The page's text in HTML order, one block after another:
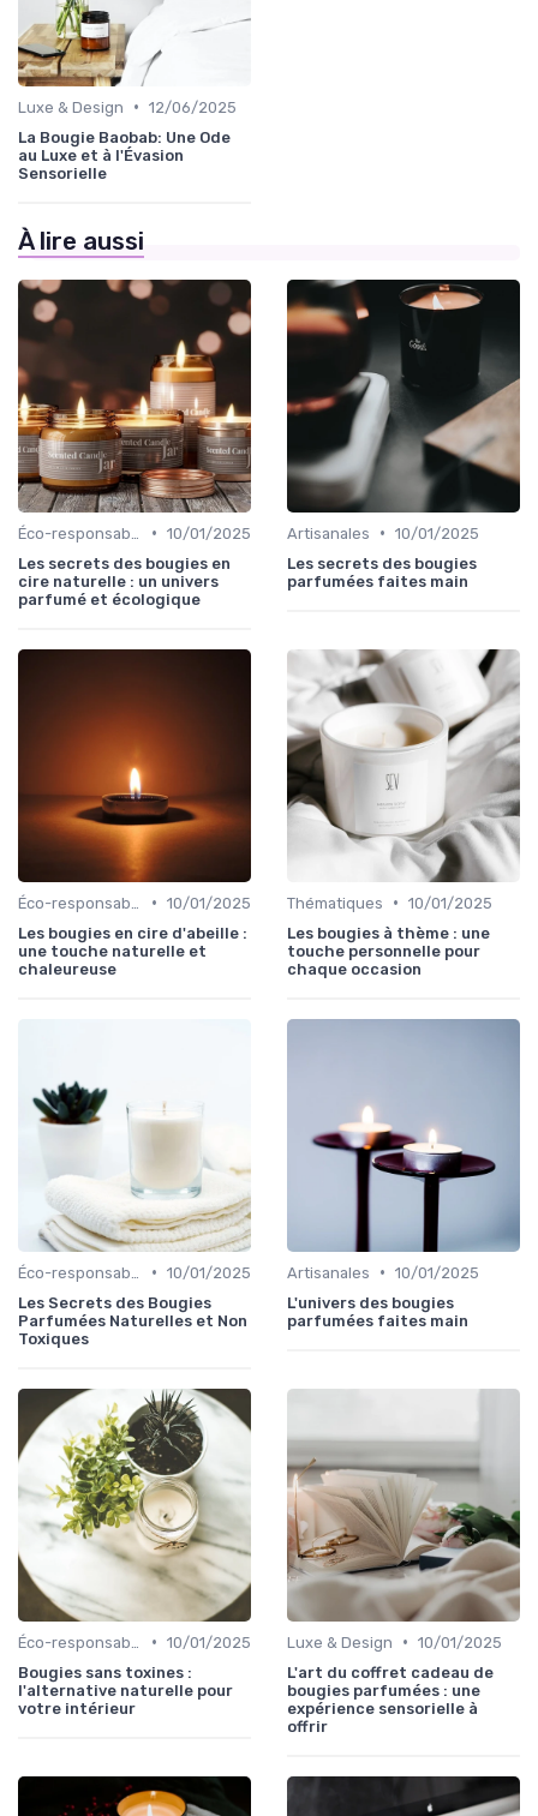
Luxe & Design • 12/06/2025
La Bougie Baobab: Une Ode
au Luxe et à l'Évasion
Sensorielle
À lire aussi
• 10/01/2025
Les secrets des bougies en
cire naturelle : un univers
parfumé et écologique
Artisanales • 10/01/2025
Les secrets des bougies
parfumées faites main
• 10/01/2025
Les bougies en cire d'abeille :
une touche naturelle et
chaleureuse
Thématiques • 10/01/2025
Les bougies à thème : une
touche personnelle pour
chaque occasion
• 10/01/2025
Les Secrets des Bougies
Parfumées Naturelles et Non
Toxiques
Artisanales • 10/01/2025
L'univers des bougies
parfumées faites main
• 10/01/2025
Bougies sans toxines :
l'alternative naturelle pour
votre intérieur
Luxe & Design • 10/01/2025
L'art du coffret cadeau de
bougies parfumées : une
expérience sensorielle à
offrir